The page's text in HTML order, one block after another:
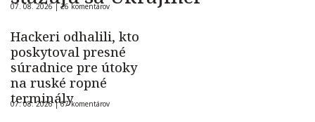
07. 08. 2026 |26 komentárov
Hackeri odhalili, kto
poskytoval presné
súradnice pre útoky
na ruské ropné
terminály
07. 08. 2026 |67 komentárov